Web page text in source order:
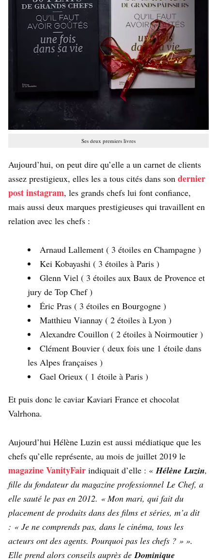
Ses deux premiers livres
Aujourd’hui, on peut dire qu’elle a un carnet de clients
assez prestigieux, elles les a tous cités dans son dernier
post instagram, les grands chefs lui font confiance,
mais aussi deux marques prestigieuses qui travaillent en
relation avec les chefs :
Arnaud Lallement ( 3 étoiles en Champagne )
Kei Kobayashi ( 3 étoiles à Paris )
Glenn Viel ( 3 étoiles aux Baux de Provence et
jury de Top Chef )
Éric Pras ( 3 étoiles en Bourgogne )
Matthieu Viannay ( 2 étoiles à Lyon )
Alexandre Couillon ( 2 étoiles à Noirmoutier )
Clément Bouvier ( deux fois une 1 étoile dans
les Alpes françaises )
Gael Orieux ( 1 étoile à Paris )
Et puis donc le caviar Kaviari France et chocolat
Valrhona.
Aujourd’hui Hélène Luzin est aussi médiatique que les
chefs qu’elle représente, au mois de juillet 2019 le
magazine VanityFair indiquait d’elle : «Hélène Luzin,
fille du fondateur du magazine professionnel Le Chef, a
elle sauté le pas en 2012. « Mon mari, qui fait du
placement de produits dans des films et séries, m’a dit
: « Je ne comprends pas, dans le cinéma, tous les
acteurs ont des agents. Pourquoi pas les chefs ? » ».
Elle prend alors conseils auprès deDominique